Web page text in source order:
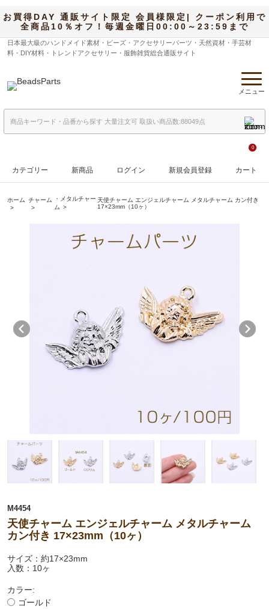
お買得DAY 通販サイト限定 会員様限定| クーポン利用で
全商品10％オフ！毎週金曜日00:00～23:59まで
日本最大級のハンドメイド素材・ビーズ・アクセサリーパーツ・天然資材・手芸材
料・DIY材料・トレンドアクセサリー・服飾雑貨総合通販サイト
メニュー
カテゴリー 新商品 ログイン 新規会員登録
0
カート
ホーム チャーム
・メタルチャー
ム
天使チャーム エンジェルチャーム メタルチャーム カン付き
17×23mm（10ヶ）
M4454
天使チャーム エンジェルチャーム メタルチャーム
カン付き 17×23mm（10ヶ）
サイズ：約17×23mm
入数：10ヶ
カラー:
ゴールド